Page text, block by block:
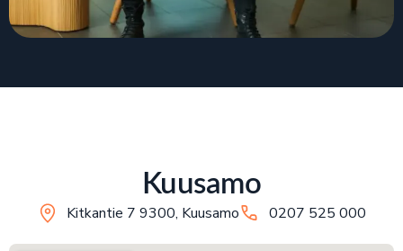
Kuusamo
Kitkantie 7 9300, Kuusamo 0207 525 000